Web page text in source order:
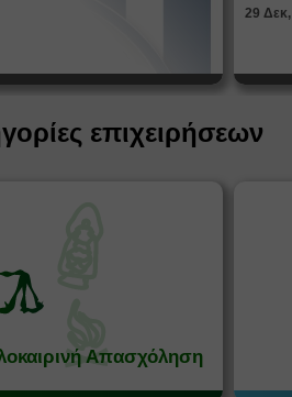
29
επιχειρήσεων
Απασχόληση